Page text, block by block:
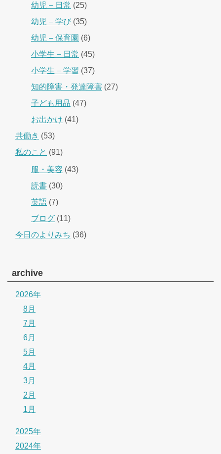
幼児 – 日常 (25)
幼児 – 学び(35)
幼児 – 保育園 (6)
小学生 – 日常 (45)
小学生 – 学習 (37)
知的障害・発達障害 (27)
子ども用品 (47)
お出かけ (41)
共働き (53)
私のこと (91)
服・美容 (43)
読書 (30)
英語 (7)
ブログ (11)
今日のよりみち (36)
archive
2026年
8月
7月
6月
5月
4月
3月
2月
1月
2025年
2024年